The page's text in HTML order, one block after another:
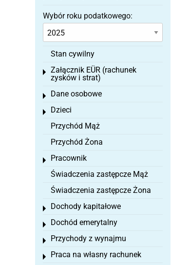
Wybór roku podatkowego:
Stan cywilny
Załącznik EÜR (rachunek
zysków i strat)
Toggle menu
Dane osobowe
Toggle menu
Dzieci
Toggle menu
Przychód Mąż
Przychód Żona
Pracownik
Toggle menu
Świadczenia zastępcze Mąż
Świadczenia zastępcze Żona
Dochody kapitałowe
Toggle menu
Dochód emerytalny
Toggle menu
Przychody z wynajmu
Toggle menu
Praca na własny rachunek
Toggle menu